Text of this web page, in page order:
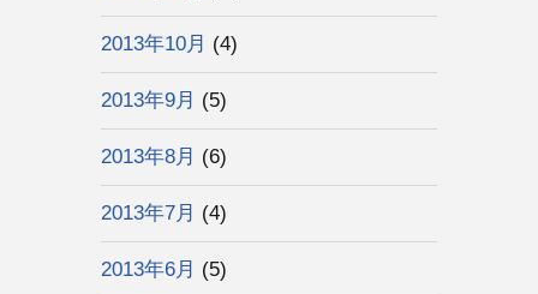
2013年10月 (4)
2013年9月 (5)
2013年8月 (6)
2013年7月 (4)
2013年6月 (5)